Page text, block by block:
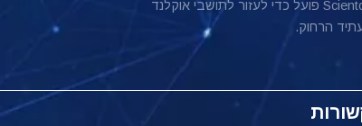
ארגון ה-Scientology פועל כדי לעזור לתושבי אוקלנד
הרחוק.